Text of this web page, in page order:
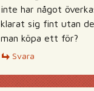
inte har något
klarat sig fint utan
man köpa ett för?
Svara